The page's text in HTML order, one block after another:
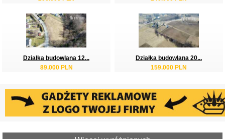
Działka budowlana 12...
89.000 PLN
Działka budowlana 20...
159.000 PLN